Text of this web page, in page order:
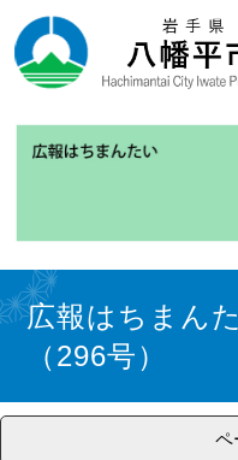
ー
ジ
ニ
ュ
文 広報はちまん
（296号）
ペ